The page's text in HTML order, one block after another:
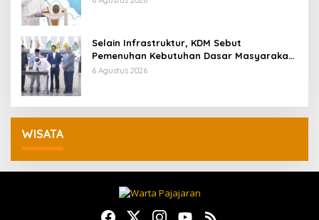
Selain Infrastruktur, KDM Sebut
Pemenuhan Kebutuhan Dasar Masyarakat
Jadi Fokus APBD Jabar 2027
6 Agustus 2026
WISATA